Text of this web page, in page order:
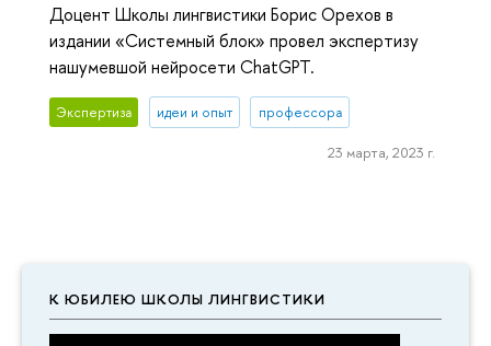
К ЮБИЛЕЮ ШКОЛЫ ЛИНГВИСТИКИ
Доцент Школы лингвистики Борис Орехов в
издании «Системный блок» провел экспертизу
нашумевшой нейросети ChatGPT.
Экспертиза идеи и опыт профессора
23 марта, 2023 г.